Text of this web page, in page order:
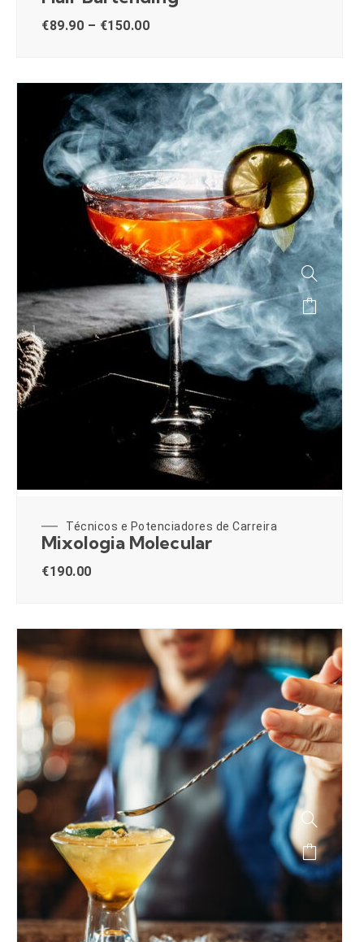
€89.90 – €150.00
Técnicos e Potenciadores de Carreira
Mixologia Molecular
€190.00